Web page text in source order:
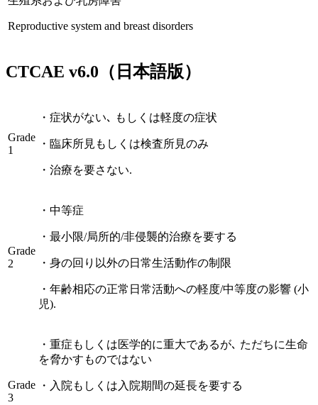
Reproductive system and breast disorders
CTCAE v6.0 （日本語版）
Grade
1
・ 症状がない､ もしくは軽度の症状
・ 臨床所見もしくは検査所見のみ
・ 治療を要さない.
Grade
2
・ 中等症
・ 最小限/局所的/非侵襲的治療を要する
・ 身の回り以外の日常生活動作の制限
・ 年齢相応の正常日常活動への軽度/中等度の影響 (小
児).
Grade
3
・ 重症もしくは医学的に重大であるが､ ただちに生命
を脅かすものではない
・ 入院もしくは入院期間の延長を要する